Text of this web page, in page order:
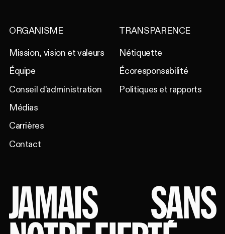
ORGANISME
Mission, vision et valeurs
Équipe
Conseil d'administration
Médias
Carrières
Contact
TRANSPARENCE
Nétiquette
Écoresponsabilité
Politiques et rapports
JAMAIS SANS